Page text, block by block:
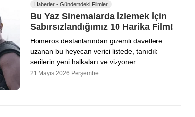
Haberler - Gündemdeki Filmler
Bu Yaz Sinemalarda İzlemek İçin
Sabırsızlandığımız 10 Harika Film!
Homeros destanlarından gizemli davetlere
uzanan bu heyecan verici listede, tanıdık
serilerin yeni halkaları ve vizyoner…
21 Mayıs 2026 Perşembe